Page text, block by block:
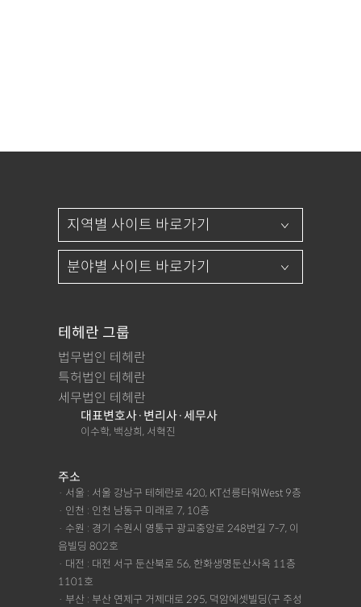
테헤란 그룹
법무법인 테헤란
특허법인 테헤란
세무법인 테헤란
대표변호사·변리사·세무사
이수학, 백상희, 서혁진
주소
· 서울 : 서울 강남구 테헤란로 420, KT선릉타워West 9층
· 인천 : 인천 남동구 미래로 7, 10층
· 수원 : 경기 수원시 영통구 광교중앙로 248번길 7-7, 이
음빌딩 802호
· 대전 : 대전 서구 둔산북로 56, 한화생명둔산사옥 11층
1101호
· 부산 : 부산 연제구 거제대로 295, 덕암에셋빌딩(구 주성